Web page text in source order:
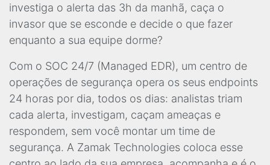
investiga o alerta das 3h da manhã, caça o
invasor que se esconde e decide o que fazer
enquanto a sua equipe dorme?
Com o SOC 24/7 (Managed EDR), um centro de
operações de segurança opera os seus endpoints
24 horas por dia, todos os dias: analistas triam
cada alerta, investigam, caçam ameaças e
respondem, sem você montar um time de
segurança. A Zamak Technologies coloca esse